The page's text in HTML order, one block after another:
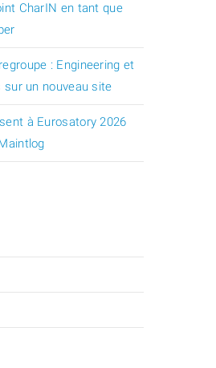
CharIN en tant que
: Engineering et
sur un nouveau site
à Eurosatory 2026